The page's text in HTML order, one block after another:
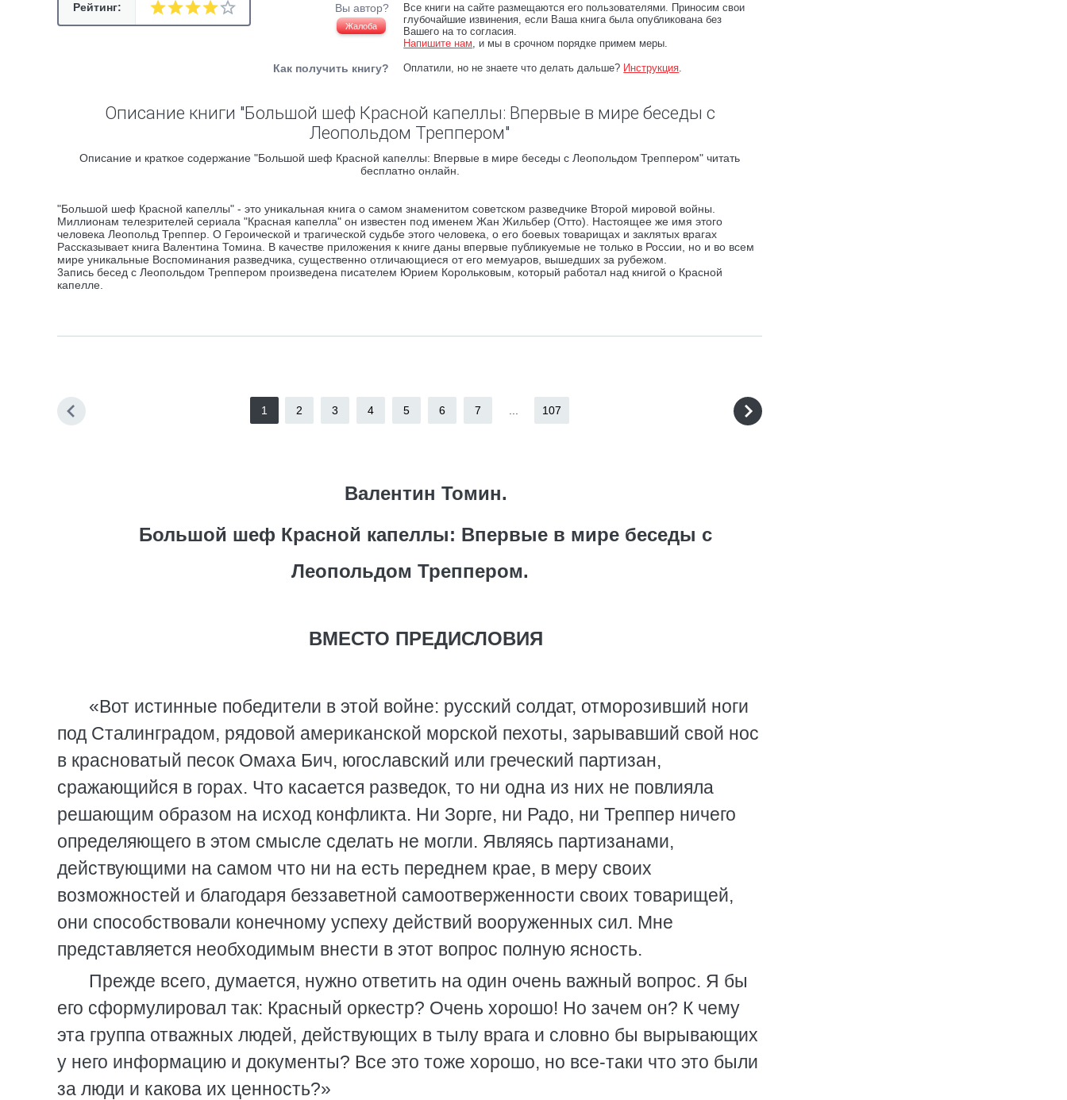
Рейтинг: Вы автор?
Жалоба
Все книги на сайте размещаются его пользователями. Приносим свои
глубочайшие извинения, если Ваша книга была опубликована без
Вашего на то согласия.
Напишите нам, и мы в срочном порядке примем меры.
Как получить книгу? Оплатили, но не знаете что делать дальше? Инструкция.
Описание книги "Большой шеф Красной капеллы: Впервые в мире беседы с
Леопольдом Треппером"
Описание и краткое содержание "Большой шеф Красной капеллы: Впервые в мире беседы с Леопольдом Треппером" читать
бесплатно онлайн.
"Большой шеф Красной капеллы" - это уникальная книга о самом знаменитом советском разведчике Второй мировой войны.
Миллионам телезрителей сериала "Красная капелла" он известен под именем Жан Жильбер (Отто). Настоящее же имя этого
человека Леопольд Треппер. О Героической и трагической судьбе этого человека, о его боевых товарищах и заклятых врагах
Рассказывает книга Валентина Томина. В качестве приложения к книге даны впервые публикуемые не только в России, но и во всем
мире уникальные Воспоминания разведчика, существенно отличающиеся от его мемуаров, вышедших за рубежом.
3апись бесед с Леопольдом Треппером произведена писателем Юрием Корольковым, который работал над книгой о Красной
капелле.
1 2 3 4 5 6 7 107
Валентин Томин.
Большой шеф Красной капеллы: Впервые в мире беседы с
Леопольдом Треппером.
ВМЕСТО ПРЕДИСЛОВИЯ
«Вот истинные победители в этой войне: русский солдат, отморозивший ноги
под Сталинградом, рядовой американской морской пехоты, зарывавший свой нос
в красноватый песок Омаха Бич, югославский или греческий партизан,
сражающийся в горах. Что касается разведок, то ни одна из них не повлияла
решающим образом на исход конфликта. Ни Зорге, ни Радо, ни Треппер ничего
определяющего в этом смысле сделать не могли. Являясь партизанами,
действующими на самом что ни на есть переднем крае, в меру своих
возможностей и благодаря беззаветной самоотверженности своих товарищей,
они способствовали конечному успеху действий вооруженных сил. Мне
представляется необходимым внести в этот вопрос полную ясность.
Прежде всего, думается, нужно ответить на один очень важный вопрос. Я бы
его сформулировал так: Красный оркестр? Очень хорошо! Но зачем он? К чему
эта группа отважных людей, действующих в тылу врага и словно бы вырывающих
у него информацию и документы? Все это тоже хорошо, но все-таки что это были
за люди и какова их ценность?»